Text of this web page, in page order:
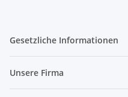
Gesetzliche Informationen
Unsere Firma